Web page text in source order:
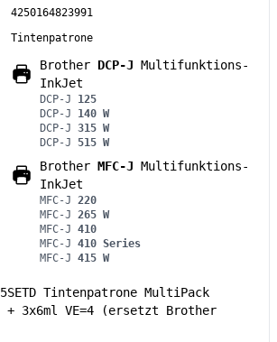
4250164823991
Tintenpatrone
Brother DCP-J Multifunktions-
InkJet
DCP-J 125
DCP-J 140 W
DCP-J 315 W
DCP-J 515 W
Brother MFC-J Multifunktions-
InkJet
MFC-J 220
MFC-J 265 W
MFC-J 410
MFC-J 410 Series
MFC-J 415 W
Tintenpatrone MultiPack
+ 3x6ml VE=4 (ersetzt Brother